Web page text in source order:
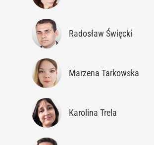
Radosław Święcki
Marzena Tarkowska
Karolina Trela